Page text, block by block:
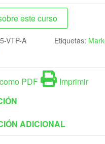
este curso
VTP-A Etiquetas:
PDF
Imprimir
ADICIONAL